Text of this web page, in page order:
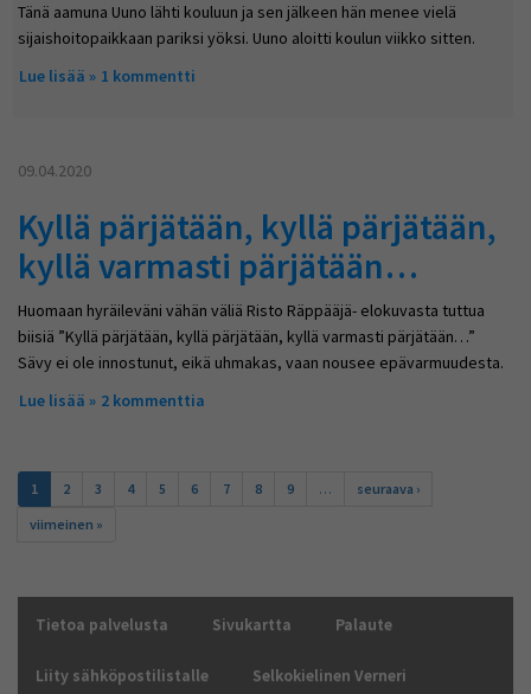
Tänä aamuna Uuno lähti kouluun ja sen jälkeen hän menee vielä
sijaishoitopaikkaan pariksi yöksi. Uuno aloitti koulun viikko sitten.
Lue lisää about Älä elämää pelkää!
1 kommentti
09.04.2020
Kyllä pärjätään, kyllä pärjätään,
kyllä varmasti pärjätään…
Huomaan hyräileväni vähän väliä Risto Räppääjä- elokuvasta tuttua
biisiä ”Kyllä pärjätään, kyllä pärjätään, kyllä varmasti pärjätään…”
Sävy ei ole innostunut, eikä uhmakas, vaan nousee epävarmuudesta.
Lue lisää about Kyllä pärjätään, kyllä pärjätään, kyllä varmasti
2 kommenttia
Sivut
1 2 3 4 5 6 7 8 9 …
seuraava ›
viimeinen »
Tietoa palvelusta Sivukartta Palaute
Liity sähköpostilistalle Selkokielinen Verneri